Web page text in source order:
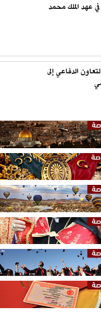
في عهد الملك محمد
الدفاعي إلى